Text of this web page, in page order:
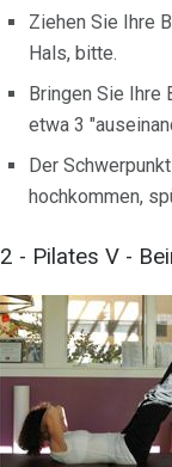
Ziehen Sie Ihre
Hals, bitte.
Bringen Sie Ihre
etwa 3
Der
hochkommen,
2 - Pilates V -